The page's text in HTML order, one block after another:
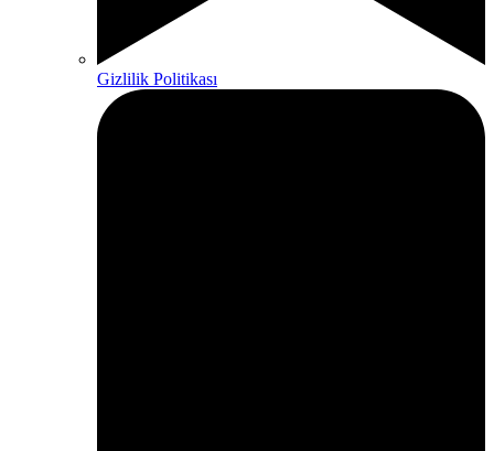
Gizlilik Politikası